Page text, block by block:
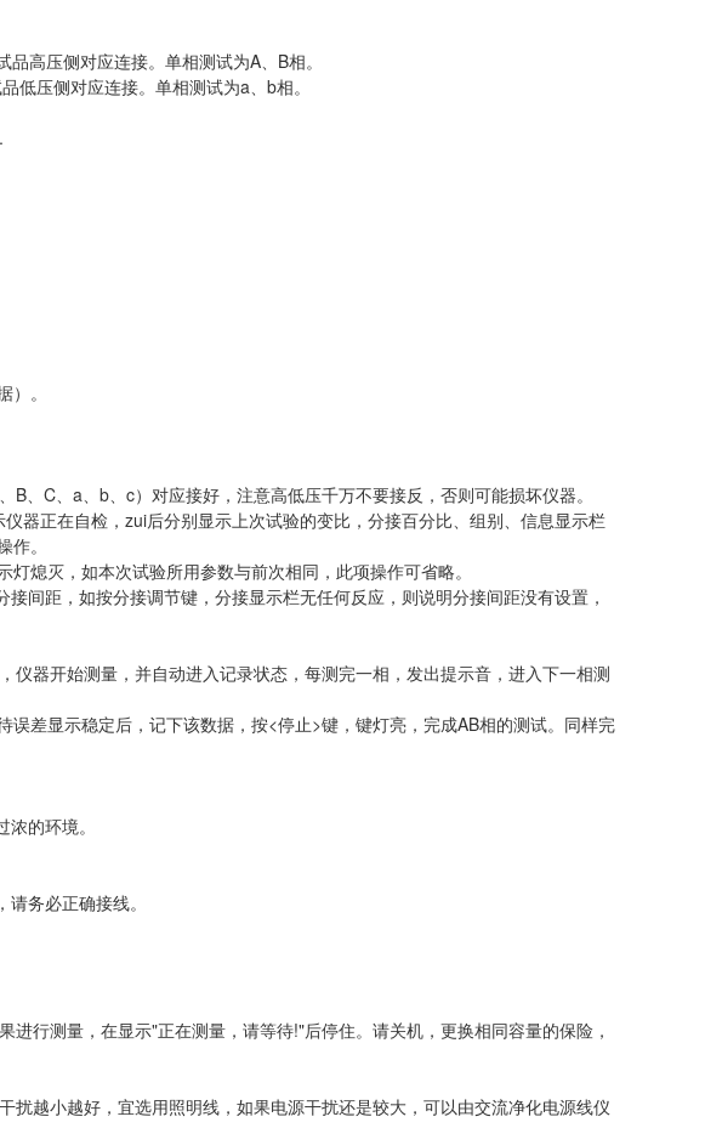
高压侧对应连接。单相测试为A、B相。
低压侧对应连接。单相测试为a、b相。
。
、C、a、b、c）对应接好，注意高低压千万不要接反，否则可能损坏仪器。
器正在自检，zui后分别显示上次试验的变比，分接百分比、组别、信息显示栏
。
熄灭，如本次试验所用参数与前次相同，此项操作可省略。
间距，如按分接调节键，分接显示栏无任何反应，则说明分接间距没有设置，
器开始测量，并自动进入记录状态，每测完一相，发出提示音，进入下一相测
差显示稳定后，记下该数据，按<停止>键，键灯亮，完成AB相的测试。同样完
的环境。
务必正确接线。
行测量，在显示"正在测量，请等待!"后停住。请关机，更换相同容量的保险，
越小越好，宜选用照明线，如果电源干扰还是较大，可以由交流净化电源线仪